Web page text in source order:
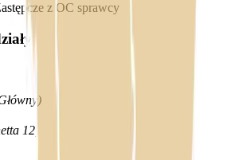
z OC sprawcy
12,